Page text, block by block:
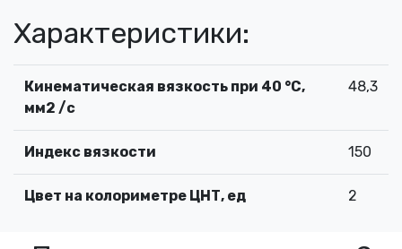
Характеристики:
Кинематическая вязкость при 40 °С,
мм2 /с
48,3
Индекс вязкости 150
Цвет на колориметре ЦНТ, ед 2